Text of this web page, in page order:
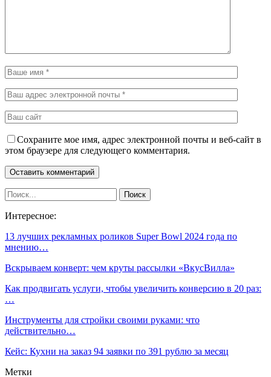
Сохраните мое имя, адрес электронной почты и веб-сайт в
этом браузере для следующего комментария.
Интересное:
13 лучших рекламных роликов Super Bowl 2024 года по
мнению…
Вскрываем конверт: чем круты рассылки «ВкусВилла»
Как продвигать услуги, чтобы увеличить конверсию в 20 раз:
…
Инструменты для стройки своими руками: что
действительно…
Кейс: Кухни на заказ 94 заявки по 391 рублю за месяц
Метки